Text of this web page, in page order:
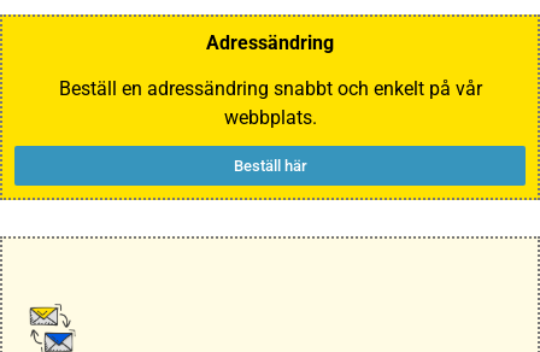
Adressändring
Beställ en adressändring snabbt och enkelt på vår
webbplats.
Beställ här